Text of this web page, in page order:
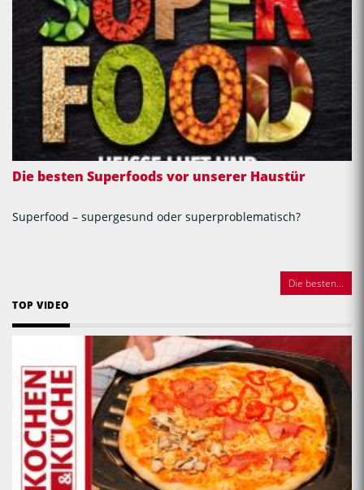
Die besten Superfoods vor unserer Haustür
Superfood – supergesund oder superproblematisch?
Die besten...
TOP VIDEO